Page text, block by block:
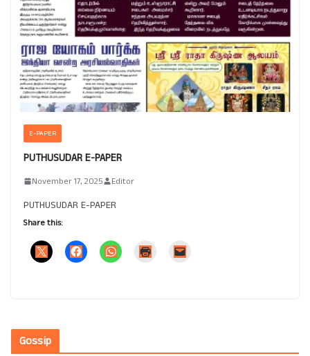
E-PAPER
PUTHUSUDAR E-PAPER
November 17, 2025 Editor
PUTHUSUDAR E-PAPER
Share this:
Gossip